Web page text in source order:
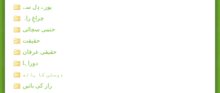
پورے دِل سے
چراغِ راہ
حتمی سچائی
حقیقت
حقیقی عرفان
دوراہا
دوستی کا ہاتھ
راز کی باتیں